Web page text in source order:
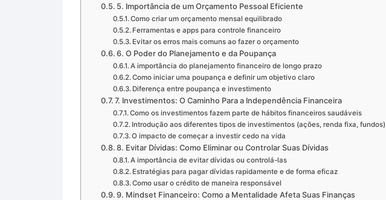
5. Importância de um Orçamento Pessoal Eficiente
Como criar um orçamento mensal equilibrado
Ferramentas e apps para controle financeiro
Evitar os erros mais comuns ao fazer o orçamento
6. O Poder do Planejamento e da Poupança
A importância do planejamento financeiro de longo prazo
Como iniciar uma poupança e definir um objetivo claro
Diferença entre poupança e investimento
7. Investimentos: O Caminho Para a Independência Financeira
Como os investimentos fazem parte de hábitos financeiros saudáveis
Introdução aos diferentes tipos de investimentos (ações, renda fixa, fundos)
O impacto de começar a investir cedo na vida
8. Evitar Dívidas: Como Eliminar ou Controlar Suas Dívidas
A importância de evitar dívidas ou controlá-las
Estratégias para pagar dívidas rapidamente e de forma eficaz
Como usar o crédito de maneira responsável
9. Mindset Financeiro: Como a Mentalidade Afeta Suas Finanças